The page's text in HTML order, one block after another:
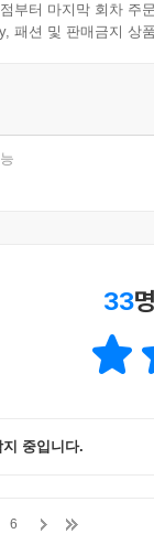
부터 마지막 회차 주
패션 및 판매금지 상
33
중입니다.
6